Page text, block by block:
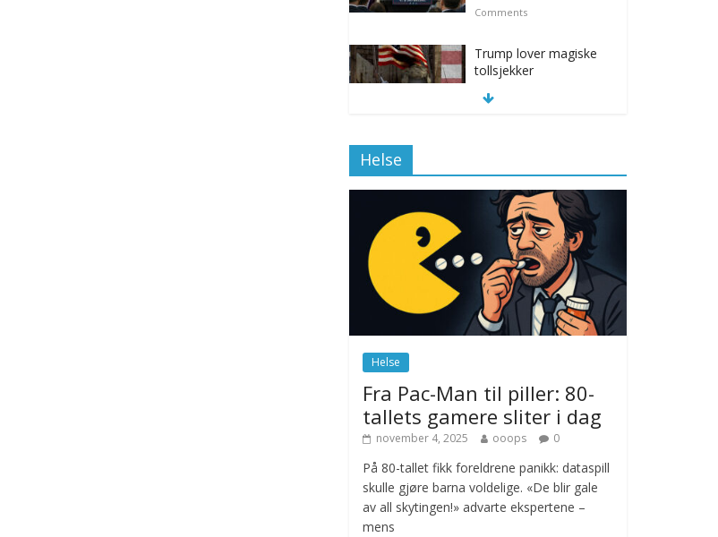
Comments
Trump lover magiske
tollsjekker
No Comments
klimakrisen i Norge
november 12, 2025
No Comments
Drone stopper
flytrafikken i Stockholm,
ekspert mistenker MDG
november 6, 2025
No Comments
nullvisjon for nedbør
juni 23, 2026
No
Comments
Helse
Helse
Fra Pac-Man til piller: 80-
tallets gamere sliter i dag
november 4, 2025 ooops 0
På 80-tallet fikk foreldrene panikk: dataspill
skulle gjøre barna voldelige. «De blir gale
av all skytingen!» advarte ekspertene –
mens